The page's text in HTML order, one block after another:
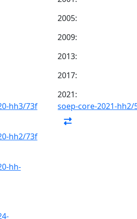
2005:
2009:
2013:
2017:
hh3/73f
hh2/73f
hh-
2021:
soep-core-2021-hh2/